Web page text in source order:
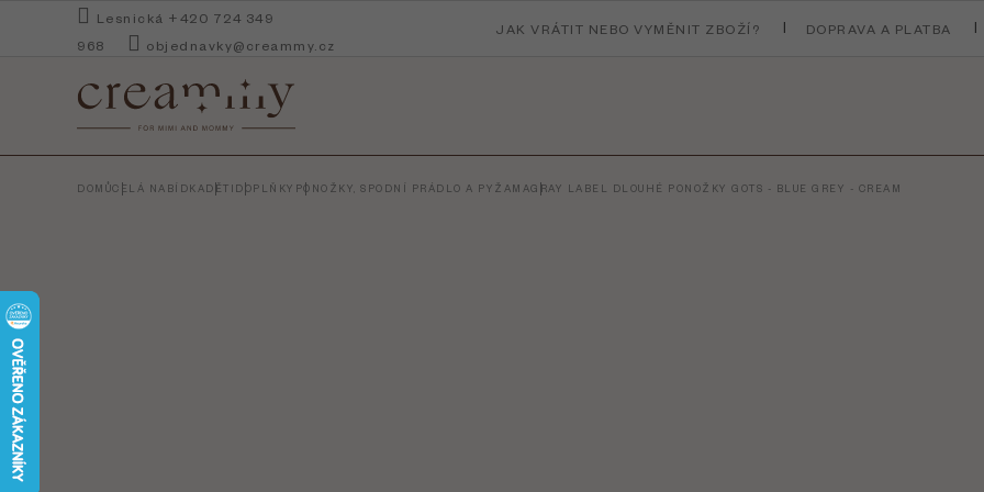
Lesnická +420 724 349
968
objednavky@creammy.cz
JAK VRÁTIT NEBO VYMĚNIT ZBOŽÍ? DOPRAVA A PLATBA
DOMŮCELÁ NABÍDKADĚTI DOPLŇKY PONOŽKY, SPODNÍ PRÁDLO A PYŽAMAGRAY LABEL DLOUHÉ PONOŽKY GOTS - BLUE GREY - CREAM